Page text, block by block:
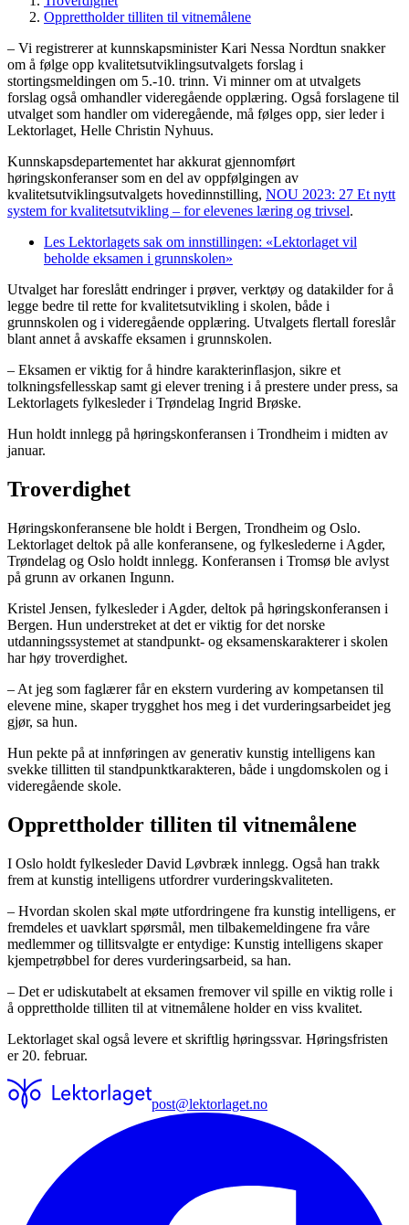
Opprettholder tilliten til vitnemålene
– Vi registrerer at kunnskapsminister Kari Nessa Nordtun snakker
om å følge opp kvalitetsutviklingsutvalgets forslag i
stortingsmeldingen om 5.-10. trinn. Vi minner om at utvalgets
forslag også omhandler videregående opplæring. Også forslagene til
utvalget som handler om videregående, må følges opp, sier leder i
Lektorlaget, Helle Christin Nyhuus.
Kunnskapsdepartementet har akkurat gjennomført
høringskonferanser som en del av oppfølgingen av
kvalitetsutviklingsutvalgets hovedinnstilling, NOU 2023: 27 Et nytt
system for kvalitetsutvikling – for elevenes læring og trivsel.
Les Lektorlagets sak om innstillingen: «Lektorlaget vil
beholde eksamen i grunnskolen»
Utvalget har foreslått endringer i prøver, verktøy og datakilder for å
legge bedre til rette for kvalitetsutvikling i skolen, både i
grunnskolen og i videregående opplæring. Utvalgets flertall foreslår
blant annet å avskaffe eksamen i grunnskolen.
– Eksamen er viktig for å hindre karakterinflasjon, sikre et
tolkningsfellesskap samt gi elever trening i å prestere under press, sa
Lektorlagets fylkesleder i Trøndelag Ingrid Brøske.
Hun holdt innlegg på høringskonferansen i Trondheim i midten av
januar.
Troverdighet
Høringskonferansene ble holdt i Bergen, Trondheim og Oslo.
Lektorlaget deltok på alle konferansene, og fylkeslederne i Agder,
Trøndelag og Oslo holdt innlegg. Konferansen i Tromsø ble avlyst
på grunn av orkanen Ingunn.
Kristel Jensen, fylkesleder i Agder, deltok på høringskonferansen i
Bergen. Hun understreket at det er viktig for det norske
utdanningssystemet at standpunkt- og eksamenskarakterer i skolen
har høy troverdighet.
– At jeg som faglærer får en ekstern vurdering av kompetansen til
elevene mine, skaper trygghet hos meg i det vurderingsarbeidet jeg
gjør, sa hun.
Hun pekte på at innføringen av generativ kunstig intelligens kan
svekke tillitten til standpunktkarakteren, både i ungdomskolen og i
videregående skole.
Opprettholder tilliten til vitnemålene
I Oslo holdt fylkesleder David Løvbræk innlegg. Også han trakk
frem at kunstig intelligens utfordrer vurderingskvaliteten.
– Hvordan skolen skal møte utfordringene fra kunstig intelligens, er
fremdeles et uavklart spørsmål, men tilbakemeldingene fra våre
medlemmer og tillitsvalgte er entydige: Kunstig intelligens skaper
kjempetrøbbel for deres vurderingsarbeid, sa han.
– Det er udiskutabelt at eksamen fremover vil spille en viktig rolle i
å opprettholde tilliten til at vitnemålene holder en viss kvalitet.
Lektorlaget skal også levere et skriftlig høringssvar. Høringsfristen
er 20. februar.
post@lektorlaget.no